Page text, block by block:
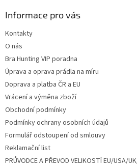
Informace pro vás
Kontakty
O nás
Bra Hunting VIP poradna
Úprava a oprava prádla na míru
Doprava a platba ČR a EU
Vrácení a výměna zboží
Obchodní podmínky
Podmínky ochrany osobních údajů
Formulář odstoupení od smlouvy
Reklamační list
PRŮVODCE A PŘEVOD VELIKOSTÍ EU/USA/